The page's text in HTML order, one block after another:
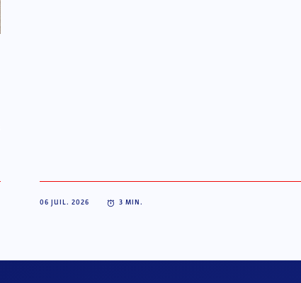
06 JUIL. 2026 3 MIN.